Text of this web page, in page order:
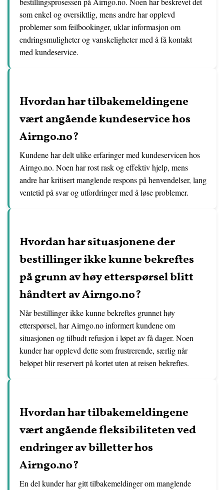
som enkel og oversiktlig, mens andre har opplevd
problemer som feilbookinger, uklar informasjon om
endringsmuligheter og vanskeligheter med å få kontakt
med kundeservice.
Hvordan har tilbakemeldingene
vært angående kundeservice hos
Airngo.no?
Kundene har delt ulike erfaringer med kundeservicen hos
Airngo.no. Noen har rost rask og effektiv hjelp, mens
andre har kritisert manglende respons på henvendelser, lang
ventetid på svar og utfordringer med å løse problemer.
Hvordan har situasjonene der
bestillinger ikke kunne bekreftes
på grunn av høy etterspørsel blitt
håndtert av Airngo.no?
Når bestillinger ikke kunne bekreftes grunnet høy
etterspørsel, har Airngo.no informert kundene om
situasjonen og tilbudt refusjon i løpet av få dager. Noen
kunder har opplevd dette som frustrerende, særlig når
beløpet blir reservert på kortet uten at reisen bekreftes.
Hvordan har tilbakemeldingene
vært angående fleksibiliteten ved
endringer av billetter hos
Airngo.no?
En del kunder har gitt tilbakemeldinger om manglende